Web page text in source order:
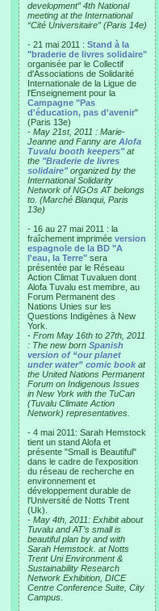
development” 4th National
meeting at the International
“Cité Universitaire” (Paris 14e)
- 21 mai 2011 : Stand à la
"braderie de livres solidaire"
organisée par le Collectif
d'Associations de Solidarité
Internationale de la Ligue de
l'Enseignement pour la
Campagne "Pas
d'éducation, pas d'avenir"
(Paris 13e)
- May 21st, 2011 : Marie-
Jeanne and Fanny are Alofa
Tuvalu booth keepers"at
the "Braderie de livres
solidaire"organized by the
International Solidarity
Network of NGOs AT belongs
to. (Marché Blanqui, Paris
13e)
- 16 au 27 mai 2011 : la
fraîchement imprimée version
espagnole de la BD "A
l'eau, la Terre" sera
présentée par le Réseau
Action Climat Tuvaluen dont
Alofa Tuvalu est membre, au
Forum Permanent des
Nations Unies sur les
Questions Indigènes à New
York.
- From May 16th to 27th, 2011
: The new born Spanish
version of “our planet
under water” comic book at
the United Nations Permanent
Forum on Indigenous Issues
in New York with the TuCan
(Tuvalu Climate Action
Network) representatives.
- 4 mai 2011: Sarah Hemstock
tient un stand Alofa et
présente "Small is Beautiful"
dans le cadre de l'exposition
du réseau de recherche en
environnement et
développement durable de
l'Université de Notts Trent
(Uk).
- May 4th, 2011: Exhibit about
Tuvalu and AT’s small is
beautiful plan by and with
Sarah Hemstock. at Notts
Trent Uni Environment &
Sustainability Research
Network Exhibition, DICE
Centre Conference Suite, City
Campus.